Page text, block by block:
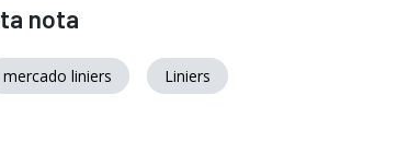
nota
mercado liniers Liniers